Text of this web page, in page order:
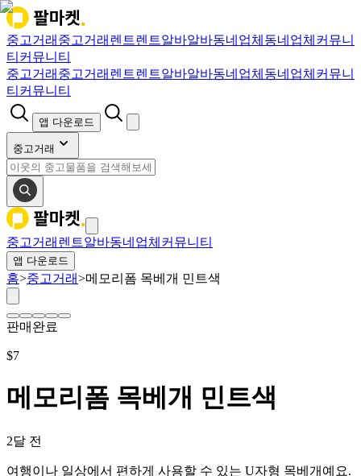
중고거래 중고거래 렌트렌트알바알바동네업체 동네업체 커뮤니
티 커뮤니티
중고거래 중고거래 렌트렌트알바알바동네업체 동네업체 커뮤니
티 커뮤니티
앱 다운로드
중고거래
중고거래 렌트알바동네업체 커뮤니티
앱 다운로드
홈>중고거래>메모리폼 목베개 민트색
판매완료
$7
메모리폼 목베개 민트색
2달 전
여행이나 일상에서 편하게 사용할 수 있는 U자형 목베개예요.